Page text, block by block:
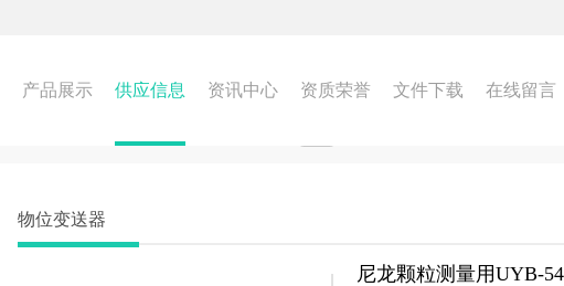
产品展示 供应信息 资讯中心 资质荣誉 文件下载 在线留言
物位变送器
尼龙颗粒测量用UYB-